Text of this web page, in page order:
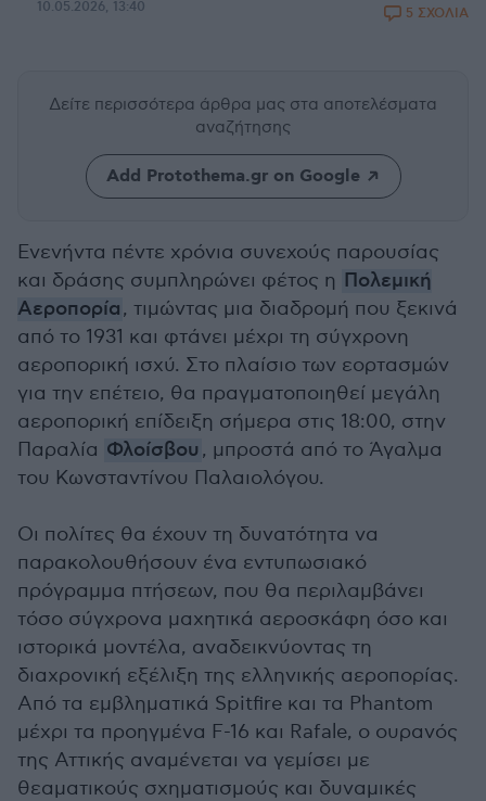
10.05.2026, 13:40 5 ΣΧΟΛΙΑ
Δείτε περισσότερα άρθρα μας στα αποτελέσματα
αναζήτησης
Add Protothema.gr on Google
Ενενήντα πέντε χρόνια συνεχούς παρουσίας
και δράσης συμπληρώνει φέτος η Πολεμική
Αεροπορία, τιμώντας μια διαδρομή που ξεκινά
από το 1931 και φτάνει μέχρι τη σύγχρονη
αεροπορική ισχύ. Στο πλαίσιο των εορτασμών
για την επέτειο, θα πραγματοποιηθεί μεγάλη
αεροπορική επίδειξη σήμερα στις 18:00, στην
Παραλία Φλοίσβου , μπροστά από το Άγαλμα
του Κωνσταντίνου Παλαιολόγου.
Οι πολίτες θα έχουν τη δυνατότητα να
παρακολουθήσουν ένα εντυπωσιακό
πρόγραμμα πτήσεων, που θα περιλαμβάνει
τόσο σύγχρονα μαχητικά αεροσκάφη όσο και
ιστορικά μοντέλα, αναδεικνύοντας τη
διαχρονική εξέλιξη της ελληνικής αεροπορίας.
Από τα εμβληματικά Spitfire και τα Phantom
μέχρι τα προηγμένα F-16 και Rafale, ο ουρανός
της Αττικής αναμένεται να γεμίσει με
θεαματικούς σχηματισμούς και δυναμικές